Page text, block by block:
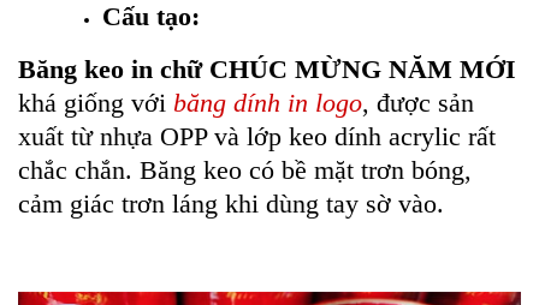
Cấu tạo:
Băng keo in chữ CHÚC MỪNG NĂM MỚI
khá giống với băng dính in logo, được sản
xuất từ nhựa OPP và lớp keo dính acrylic rất
chắc chắn. Băng keo có bề mặt trơn bóng,
cảm giác trơn láng khi dùng tay sờ vào.